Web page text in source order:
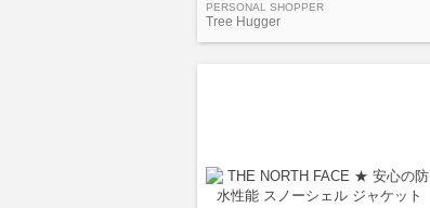
PERSONAL SHOPPER
Tree Hugger